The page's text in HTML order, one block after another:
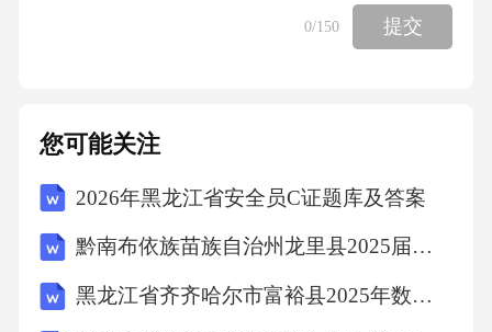
应急处理流程、风险评估、预防用药理论授课
与案例分析系统讲授新发传染病防控知识，结
处置能力线上学习与线下考核灵活安排线上课
程学习，配套线下实操考核确保培训效果培训
实施与参与情况03培训实施方式集中授课组织
防控专家授课2次，院内专家授课2次培训地
0/150 提交
您可能关注
2026年黑龙江省安全员C证题库及答案
黔南布依族苗族自治州龙里县2025届三下数学期中教学质量检测模拟试题（含答案解析）
黑龙江省齐齐哈尔市富裕县2025年数学三年级第二学期期中统考模拟试题（含解析）